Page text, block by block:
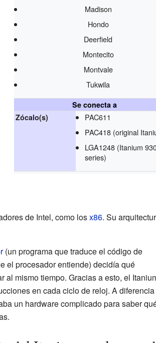
Madison
Hondo
Deerfield
Montecito
Montvale
Tukwila
Se conecta a
Zócalo(s)
PAC611
PAC418 (original
LGA1248 (Itanium
series)
de Intel, como losx86. Su
(un programa que traduce el código de
el procesador entiende) decidía qué
al mismo tiempo. Gracias a esto, el
en cada ciclo de reloj. A
un hardware complicado para saber